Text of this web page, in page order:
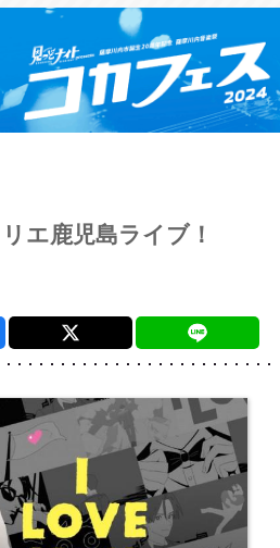
エ鹿児島ライブ！